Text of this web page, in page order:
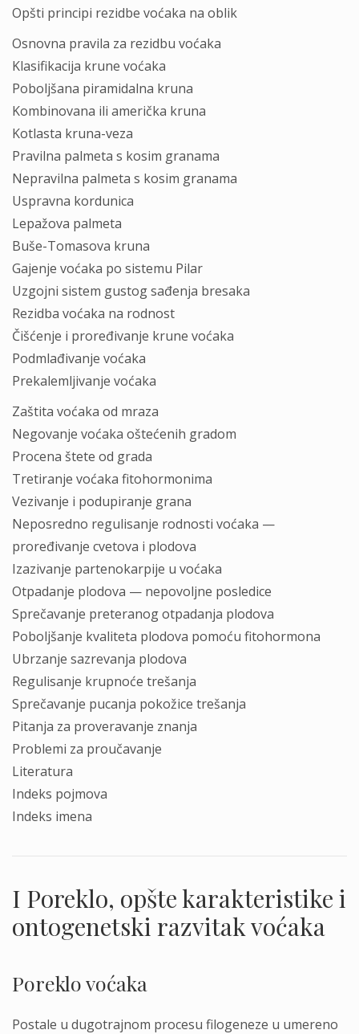
Opšti principi rezidbe voćaka na oblik
Osnovna pravila za rezidbu voćaka
Klasifikacija krune voćaka
Poboljšana piramidalna kruna
Kombinovana ili američka kruna
Kotlasta kruna-veza
Pravilna palmeta s kosim granama
Nepravilna palmeta s kosim granama
Uspravna kordunica
Lepažova palmeta
Buše-Tomasova kruna
Gajenje voćaka po sistemu Pilar
Uzgojni sistem gustog sađenja bresaka
Rezidba voćaka na rodnost
Čišćenje i proređivanje krune voćaka
Podmlađivanje voćaka
Prekalemljivanje voćaka
Zaštita voćaka od mraza
Negovanje voćaka oštećenih gradom
Procena štete od grada
Tretiranje voćaka fitohormonima
Vezivanje i podupiranje grana
Neposredno regulisanje rodnosti voćaka —
proređivanje cvetova i plodova
Izazivanje partenokarpije u voćaka
Otpadanje plodova — nepovoljne posledice
Sprečavanje preteranog otpadanja plodova
Poboljšanje kvaliteta plodova pomoću fitohormona
Ubrzanje sazrevanja plodova
Regulisanje krupnoće trešanja
Sprečavanje pucanja pokožice trešanja
Pitanja za proveravanje znanja
Problemi za proučavanje
Literatura
Indeks pojmova
Indeks imena
I Poreklo, opšte karakteristike i
ontogenetski razvitak voćaka
Poreklo voćaka
Postale u dugotrajnom procesu filogeneze u umereno